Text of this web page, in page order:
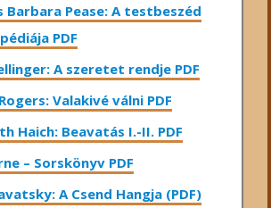
Barbara Pease: A testbeszéd
PDF
A ​szeretet rendje PDF
Valakivé válni PDF
Haich: Beavatás I.-II. PDF
– Sorskönyv PDF
A Csend Hangja (PDF)